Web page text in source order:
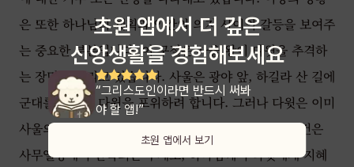
초원 앱에서 더 깊은
신앙생활을 경험해보세요
“그리스도인이라면 반드시 써봐
야 할 앱!”
초원 앱에서 보기
은 또한 하나님의 계획과 인간의 의지 사이의 갈등을 보여주
는 중요한 부분입니다. 이 구절은 사울 왕이 다윗을 추격하
는 장면을 그리고 있습니다. 사울은 광야 앞, 하길라 산 길에
군대를 진치며 다윗을 포위하려 합니다. 그러나 다윗은 이미
사울의 움직임을 알고 있어 대비하고 있습니다. 이 사건은
사무엘상에서 반복되는 주제로, 하나님께서 다윗에게 지혜